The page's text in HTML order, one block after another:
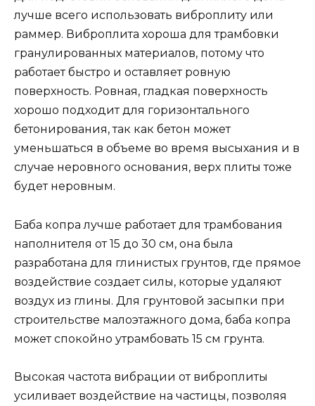
лучше всего использовать виброплиту или
раммер. Виброплита хороша для трамбовки
гранулированных материалов, потому что
работает быстро и оставляет ровную
поверхность. Ровная, гладкая поверхность
хорошо подходит для горизонтального
бетонирования, так как бетон может
уменьшаться в объеме во время высыхания и в
случае неровного основания, верх плиты тоже
будет неровным.
Баба копра лучше работает для трамбования
наполнителя от 15 до 30 см, она была
разработана для глинистых грунтов, где прямое
воздействие создает силы, которые удаляют
воздух из глины. Для грунтовой засыпки при
строительстве малоэтажного дома, баба копра
может спокойно утрамбовать 15 см грунта.
Высокая частота вибрации от виброплиты
усиливает воздействие на частицы, позволяя